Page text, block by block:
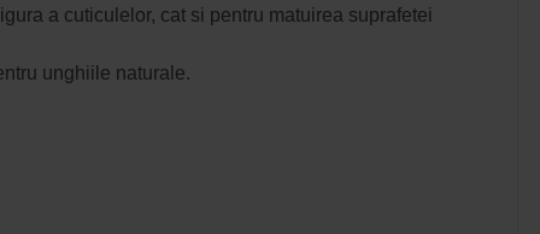
a cuticulelor, cat si pentru matuirea suprafetei
unghiile naturale.